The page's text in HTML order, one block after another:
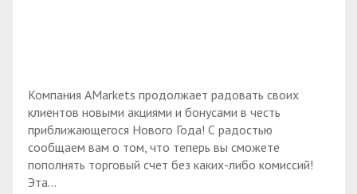
Компания AMarkets продолжает радовать своих
клиентов новыми акциями и бонусами в честь
приближающегося Нового Года! С радостью
сообщаем вам о том, что теперь вы сможете
пополнять торговый счет без каких-либо комиссий!
Эта...